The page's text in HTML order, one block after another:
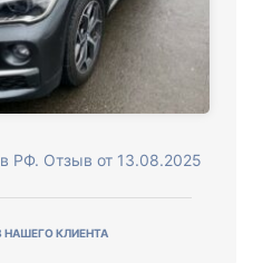
РФ. Отзыв от 13.08.2025
КЛИЕНТА